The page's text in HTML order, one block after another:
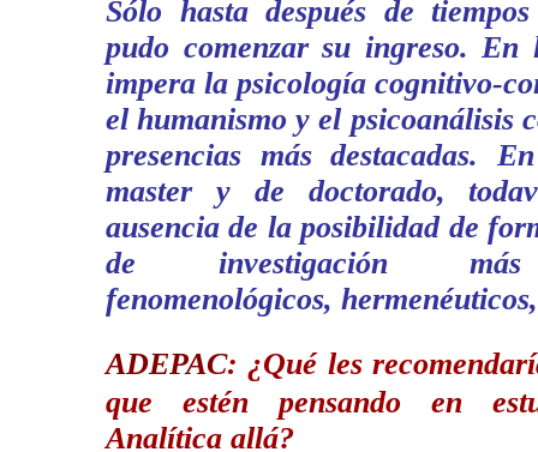
Sólo hasta después de
pudo comenzar su ingreso. En
impera la psicología cognitivo-
el humanismo y el psicoanálisis
presencias más destacadas.
master y de doctorado,
ausencia de la posibilidad de
de investigación más
fenomenológicos,
ADEPAC: ¿Qué les
que estén pensando en
Analítica allá?